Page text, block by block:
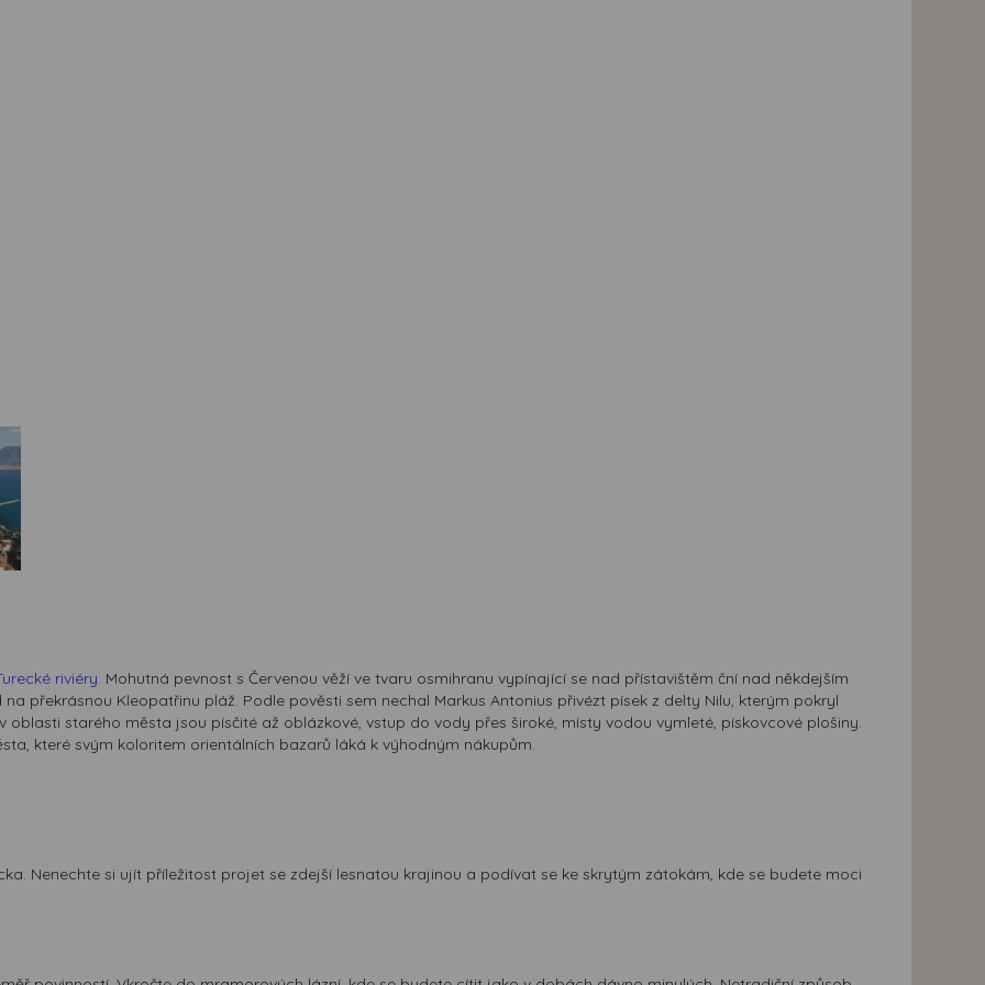
riviéry. Mohutná pevnost s Červenou věží ve tvaru osmihranu vypínající se nad přístavištěm ční nad někdejším
překrásnou Kleopatřinu pláž. Podle pověsti sem nechal Markus Antonius přivézt písek z delty Nilu, kterým pokryl
oblasti starého města jsou písčité až oblázkové, vstup do vody přes široké, místy vodou vymleté, pískovcové plošiny.
které svým koloritem orientálních bazarů láká k výhodným nákupům.
Nenechte si ujít příležitost projet se zdejší lesnatou krajinou a podívat se ke skrytým zátokám, kde se budete moci